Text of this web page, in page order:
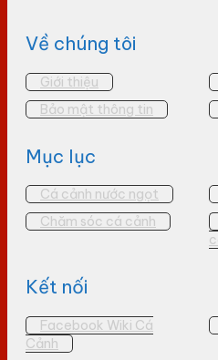
Về chúng tôi
Giới thiệu
Bảo mật thông tin
Mục lục
Cá cảnh nước ngọt
Chăm sóc cá cảnh
Kết nối
Facebook Wiki Cá
Cảnh